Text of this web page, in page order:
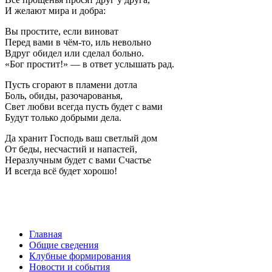
И желают мира и добра:
Вы простите, если виноват
Перед вами в чём-то, иль невольно
Вдруг обидел или сделал больно.
«Бог простит!» — в ответ услышать рад.
Пусть сгорают в пламени дотла
Боль, обиды, разочарованья,
Свет любви всегда пусть будет с вами
Будут только добрыми дела.
Да хранит Господь ваш светлый дом
От беды, несчастий и напастей,
Неразлучным будет с вами Счастье
И всегда всё будет хорошо!
Главная
Общие сведения
Клубные формирования
Новости и события